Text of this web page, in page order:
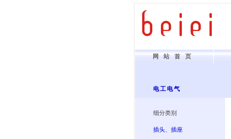
网站首页
电工电气
细分类别
插头、插座